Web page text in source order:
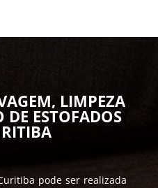
LIMPEZA
DE ESTOFADOS
pode ser realizada